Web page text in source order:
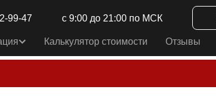
99-47 с 9:00 до 21:00 по МСК
Калькулятор стоимости Отзывы